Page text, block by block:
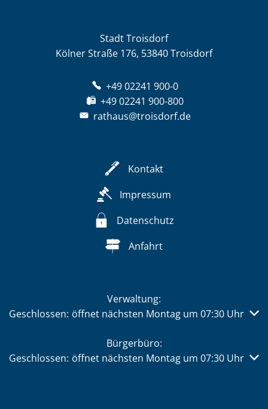
Stadt Troisdorf
Kölner Straße 176, 53840 Troisdorf
+49 02241 900-0
+49 02241 900-800
rathaus@troisdorf.de
Kontakt
Impressum
Datenschutz
Anfahrt
Verwaltung:
Klicken, um weitere Öffnungs- oder Schließzeiten
Geschlossen: öffnet nächsten Montag um 07:30 Uhr
Bürgerbüro:
Klicken, um weitere Öffnungs- oder Schließzeiten
Geschlossen: öffnet nächsten Montag um 07:30 Uhr